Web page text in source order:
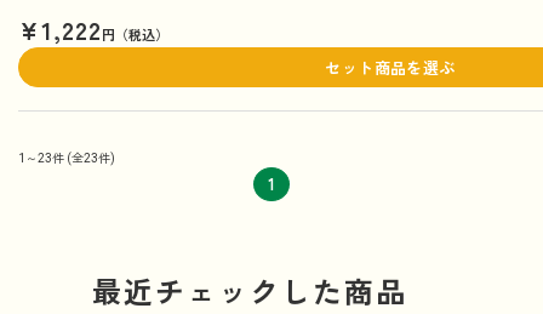
¥1,222円（税込）
セット商品を選ぶ
1～23件 (全23件)
1
最近チェックした商品